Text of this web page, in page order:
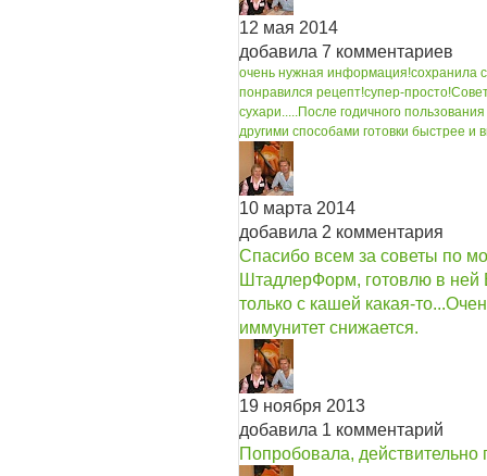
12 мая 2014
добавила 7 комментариев
очень нужная информация!сохранила
понравился рецепт!супер-просто!
сухари.....После годичного
другими способами готовки быстрее и
10 марта 2014
добавила 2 комментария
Спасибо всем за советы по
ШтадлерФорм, готовлю в ней
только с кашей какая-то...
иммунитет снижается.
19 ноября 2013
добавила 1 комментарий
Попробовала,